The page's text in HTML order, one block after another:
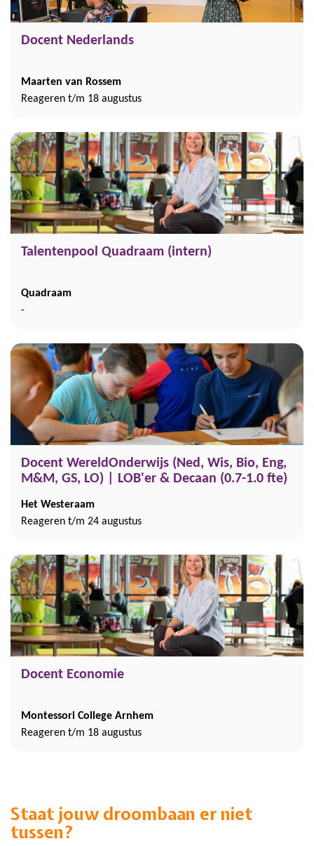
Docent Nederlands
Maarten van Rossem
Reageren t/m 18 augustus
Talentenpool Quadraam (intern)
Quadraam
-
Docent WereldOnderwijs (Ned, Wis, Bio, Eng,
M&M, GS, LO) | LOB'er & Decaan (0.7-1.0 fte)
Het Westeraam
Reageren t/m 24 augustus
Docent Economie
Montessori College Arnhem
Reageren t/m 18 augustus
Staat jouw droombaan er niet
tussen?